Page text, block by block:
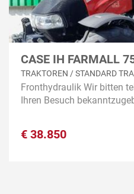
CASE IH FARMALL
TRAKTOREN / STANDARD
Fronthydraulik Wir bitten
Ihren Besuch
€ 38.850